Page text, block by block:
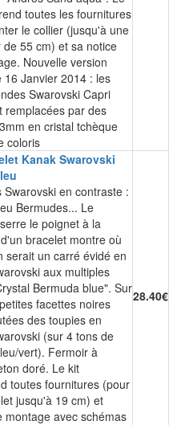
toutes les fournitures
le collier (jusqu'à une
de 55 cm) et sa notice
Nouvelle version
16 Janvier 2014 : les
Swarovski Capri
remplacées par des
en cristal tchèque
coloris
Kanak Swarovski
Swarovski en contraste :
Bermudes... Le
le poignet à la
bracelet montre où
serait un carré évidé en
aux multiples
Bermuda blue". Sur
facettes noires
des toupies en
(sur 4 tons de
vert). Fermoir à
doré. Le kit
toutes fournitures (pour
jusqu'à 19 cm) et
montage avec schémas
28.40€